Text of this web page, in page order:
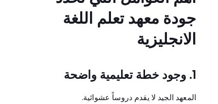
جودة معهد تعلم اللغة
الانجليزية
1. وجود خطة تعليمية واضحة
المعهد الجيد لا يقدم دروساً عشوائية.